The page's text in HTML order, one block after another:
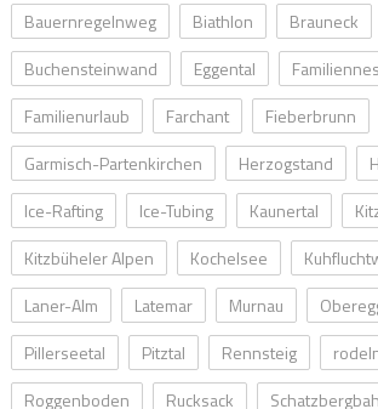
Bauernregelnweg
Biathlon
Brauneck
Buchensteinwand
Eggental
Familienurlaub
Farchant
Fieberbrunn
Garmisch-Partenkirchen
Herzogstand
Ice-Rafting
Ice-Tubing Kaunertal
Kitzbüheler Alpen
Kochelsee
Laner-Alm
Latemar Murnau
Pillerseetal
Pitztal Rennsteig
Roggenboden
Rucksack